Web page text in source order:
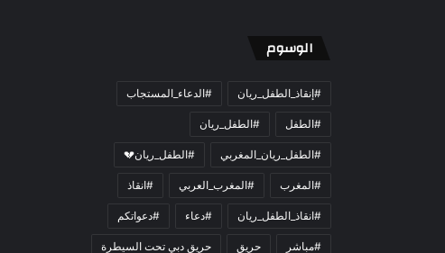
الوسوم
#إنقاذ_الطفل_ريان #الدعاء_المستجاب
#الطفل #الطفل_ريان
#الطفل_ريان_المغربي #الطفل_ريان💔
#المغرب #المغرب_العربي #انقاذ
#انقاذ_الطفل_ريان #دعاء #دعواتكم
#مباشر حريق حريق دبي تحت السيطرة